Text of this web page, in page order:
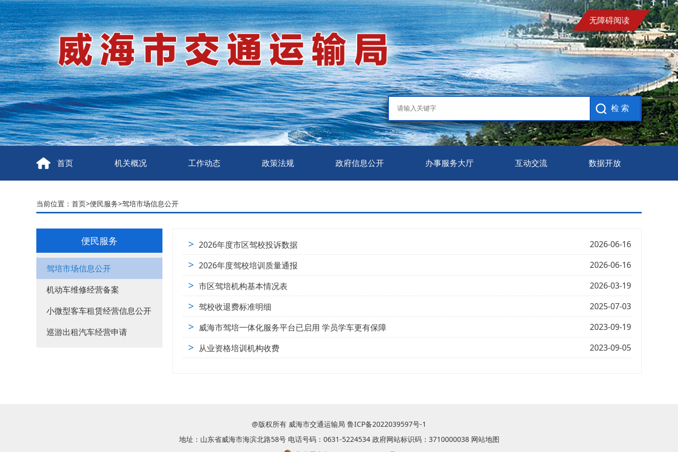
无障碍阅读
首页 机关概况 工作动态 政策法规 政府信息公开 办事服务大厅 互动交流 数据开放
当前位置： 首页>便民服务>驾培市场信息公开
便民服务
驾培市场信息公开
机动车维修经营备案
小微型客车租赁经营信息公开
巡游出租汽车经营申请
> 2026年度市区驾校投诉数据 2026-06-16
> 2026年度驾校培训质量通报 2026-06-16
> 市区驾培机构基本情况表 2026-03-19
> 驾校收退费标准明细 2025-07-03
> 威海市驾培一体化服务平台已启用 学员学车更有保障 2023-09-19
> 从业资格培训机构收费 2023-09-05
@版权所有 威海市交通运输局 鲁ICP备2022039597号-1
地址：山东省威海市海滨北路58号 电话号码：0631-5224534 政府网站标识码：3710000038 网站地图